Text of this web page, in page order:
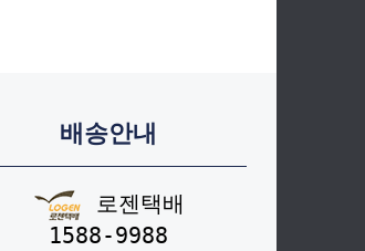
배송안내
로젠택배
1588-9988